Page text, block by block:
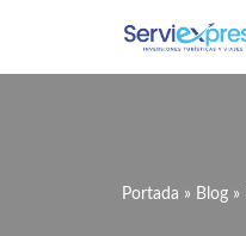
Portada » Blog »